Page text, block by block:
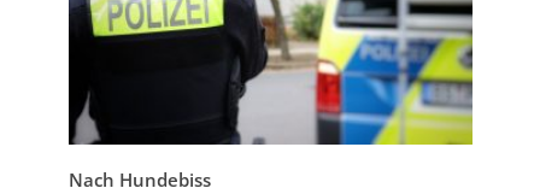
Nach Hundebiss